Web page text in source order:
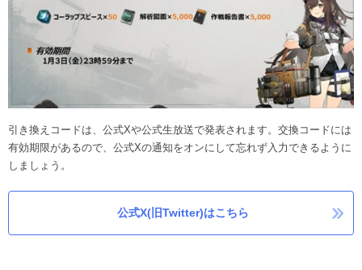
引き換えコードは、公式Xや公式生放送で発表されます。交換コードには
有効期限があるので、公式Xの通知をオンにして忘れず入力できるように
しましょう。
公式X(旧Twitter)はこちら